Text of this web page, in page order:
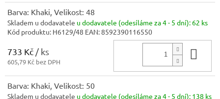
Barva: Khaki, Velikost: 48
Skladem u dodavatele u dodavatele (odesíláme za 4 - 5 dní): 62 ks
Kód produktu: H6129/48 EAN:8592390116550
733 Kč / ks
605,79 Kč bez DPH
Barva: Khaki, Velikost: 50
Skladem u dodavatele u dodavatele (odesíláme za 4 - 5 dní): 138 ks